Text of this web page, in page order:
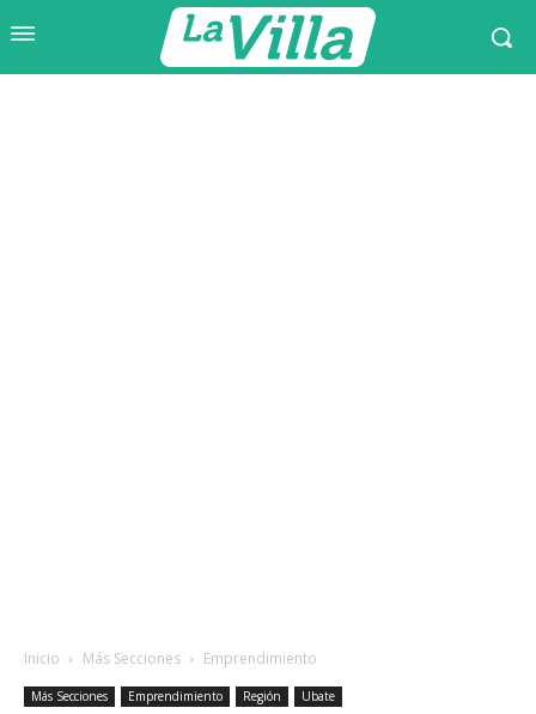
Inicio Más Secciones Emprendimiento
Más Secciones Emprendimiento Región Ubate